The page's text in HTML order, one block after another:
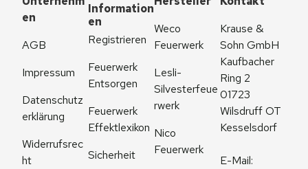
en
AGB
Impressum
Datenschutz
erklärung
Widerrufsrec
ht
Information
en
Registrieren
Feuerwerk
Entsorgen
Feuerwerk
Effektlexikon
Sicherheit
Weco
Feuerwerk
Lesli-
Silvesterfeue
rwerk
Nico
Feuerwerk
Krause &
Sohn GmbH
Kaufbacher
Ring 2
01723
Wilsdruff OT
Kesselsdorf